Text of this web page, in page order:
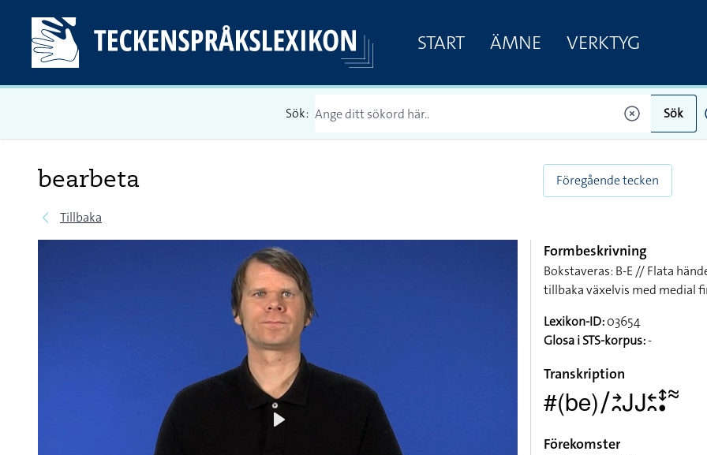
START ÄMNE VERKTYG
Sök: Sök
bearbeta
Tillbaka
Föregående tecken
Formbeskrivning
Bokstaveras: B-E // Flata
tillbaka växelvis med medial
Lexikon-ID:03654
Glosa i STS-korpus:-
Transkription
#(be)􌥠􌥔􌥘􌤢􌤢􌥓􌥘􌥥􌥡􌦇
Förekomster